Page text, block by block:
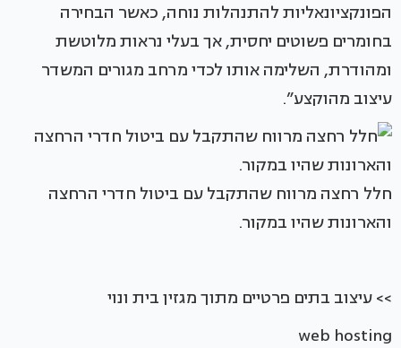
הפונקציונאליות להתנהלות נוחה, כאשר הבחירה
בחומרים פשוטים יחסית, אך בעלי נראות מלוטשת
ומהודרת, השלימה אותו לכדי מרחב מגורים המשדר
עיצוב מהוקצע”.
חלל רחצה מרווח שהתקבל עם ביטול חדרי הרחצה
והארונות שהיו במקור.
>> עיצוב בתים פרטיים מתוך מגזין בית ונוי
web hosting